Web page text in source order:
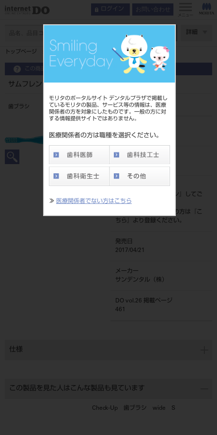
モリタのポータルサイト デンタルプラザで掲載し
ているモリタの製品、サービス等の情報は、医療
関係者の方を対象にしたものです。一般の方に対
する情報提供サイトではありません。
医療関係者の方は職種を選択ください。
≫ 医療関係者でない方はこちら
ログイン お問い合わせ
メニュー
詳細
トップページ サムフレンド レギュラーシリーズ RG170 mini M
この商品に関するお問い合わせ
サムフレンド レギュラーシリーズ RG170 mini M
歯ブラシ
206590573
JAN/EANコード
標準価格
ログイン
』してご
覧ください。
ネット会員登録がまだの方は『
こ
ちら
』より登録ください。
発売日
2017/04/21
メーカー
サンデンタル（株）
DO vol.26 掲載ページ
461
仕様
この製品を見た人はこんな製品も見ています
Check-Up 歯ブラシ wide S